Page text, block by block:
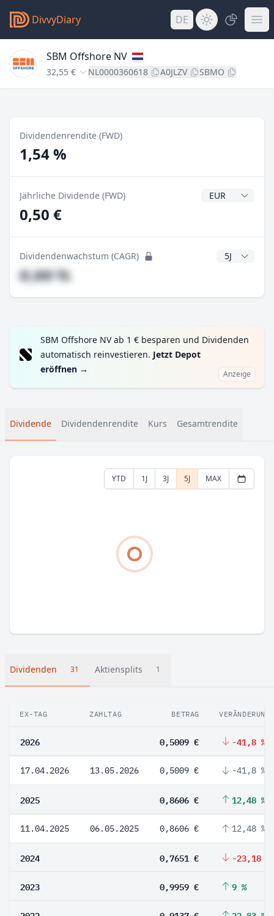
DivvyDiary DE
SBM Offshore NV
32,55 € NL0000360618 A0JLZV SBMO
Dividendenrendite (FWD)
1,54 %
Jährliche Dividende (FWD)
0,50 €
Dividendenwachstum (CAGR) CAGR Jahre
#,## %
SBM Offshore NV ab 1 € besparen und Dividenden
automatisch reinvestieren. Jetzt Depot
eröffnen → Anzeige
Dividende Dividendenrendite Kurs Gesamtrendite
YTD 1J 3J 5J MAX
Dividenden 31 Aktiensplits 1
EX-TAG ZAHLTAG BETRAG VERÄNDERUNG
2026 0,5009 € -41,8 %
17.04.2026 13.05.2026 0,5009 € -41,8 %
2025 0,8606 € 12,48 %
11.04.2025 06.05.2025 0,8606 € 12,48 %
2024 0,7651 € -23,18 %
2023 0,9959 € 9 %